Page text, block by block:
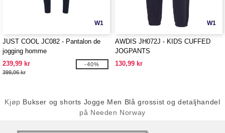
W1
JUST COOL JC082 - Pantalon de
jogging homme
239,99 kr
399,06 kr
-40%
W1
AWDIS JH072J - KIDS CUFFED
JOGPANTS
130,99 kr
Kjøp Bukser og shorts Jogge Men Blå grossist og detaljhandel
på Needen Norway